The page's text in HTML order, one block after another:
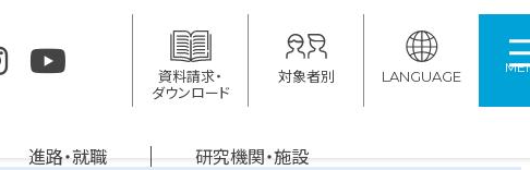
資料請求・
ダウンロード
対象者別 LANGUAGE
進路・就職 研究機関・施設